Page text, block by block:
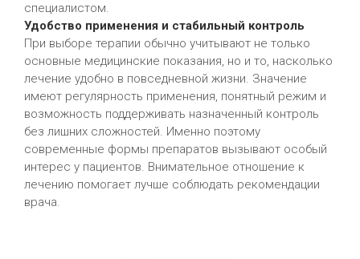
специалистом.
Удобство применения и стабильный контроль
При выборе терапии обычно учитывают не только
основные медицинские показания, но и то, насколько
лечение удобно в повседневной жизни. Значение
имеют регулярность применения, понятный режим и
возможность поддерживать назначенный контроль
без лишних сложностей. Именно поэтому
современные формы препаратов вызывают особый
интерес у пациентов. Внимательное отношение к
лечению помогает лучше соблюдать рекомендации
врача.